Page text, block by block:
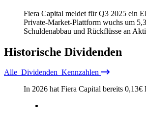
Fiera Capital meldet für Q3 2025 ein
Private‑Market‑Plattform wuchs um
Schuldenabbau und Rückflüsse an
Historische Dividenden
Alle Dividenden Kennzahlen
In 2026 hat Fiera Capital bereits 0,13€